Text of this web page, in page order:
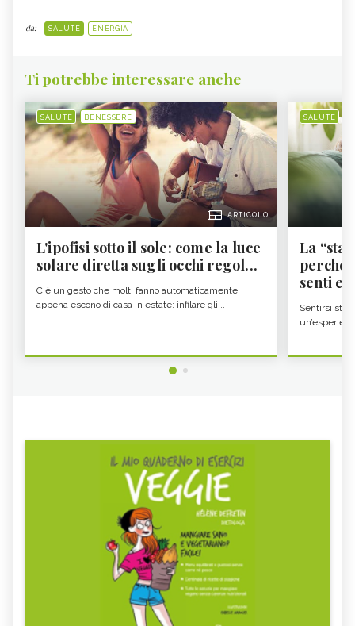
da: SALUTE ENERGIA
Ti potrebbe interessare anche
SALUTE BENESSERE
ARTICOLO
L'ipofisi sotto il sole: come la luce
solare diretta sugli occhi regol...
C'è un gesto che molti fanno automaticamente
appena escono di casa in estate: infilare gli...
SALUTE
La
perché
senti
Sentirsi